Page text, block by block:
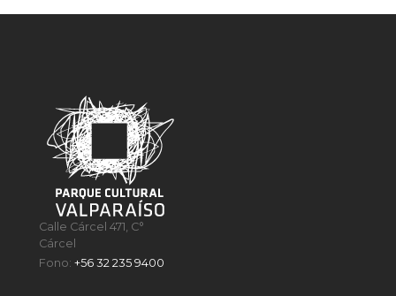
Calle Cárcel 471, C°
Cárcel
Fono:+56 32 235 9400